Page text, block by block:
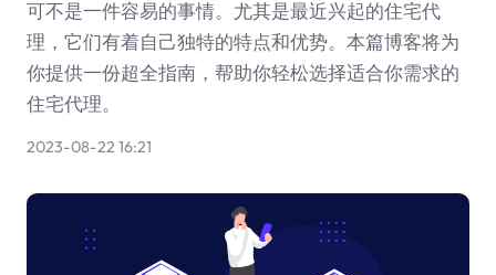
可不是一件容易的事情。尤其是最近兴起的住宅代
理，它们有着自己独特的特点和优势。本篇博客将为
你提供一份超全指南，帮助你轻松选择适合你需求的
住宅代理。
2023-08-22 16:21